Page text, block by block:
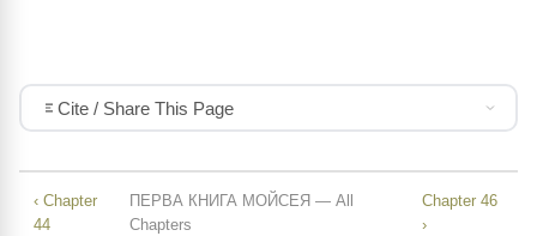
Cite / Share This Page
‹ Chapter
44
ПЕРВА КНИГА МОЙСЕЯ — All
Chapters
Chapter 46
›